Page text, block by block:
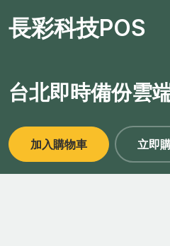
長彩科技POS
台北即時備份雲
加入購物車 立即